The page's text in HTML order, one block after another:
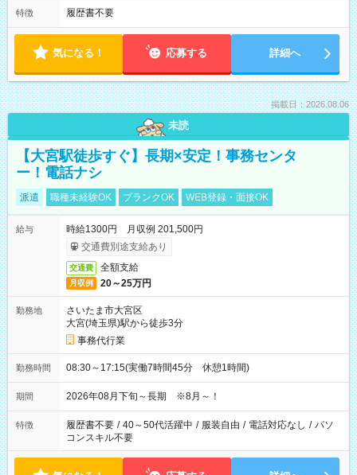
特徴 履歴書不要
気になる！ 応募する 詳細へ
掲載日：2026.08.06
未読
【大宮駅徒歩すぐ】長期×安定！事務センタ
ー！電話ナシ
派遣 職種未経験OK ブランクOK WEB登録・面接OK
給与
時給1300円 月収例 201,500円
交通費別途支給あり
交通費 全額支給
月収例 20～25万円
勤務地
さいたま市大宮区
大宮(埼玉県)駅から徒歩3分
事務代行業
勤務時間 08:30～17:15(実働7時間45分 休憩1時間)
期間 2026年08月下旬～長期 ※8月～！
特徴 履歴書不要 / 40～50代活躍中 / 服装自由 / 電話対応なし / パソ
コンスキル不要